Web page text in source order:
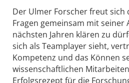
Der Ulmer Forscher freut sich
Fragen gemeinsam mit
nächsten Jahren klären zu
sich als Teamplayer sieht,
Kompetenz und das Können
wissenschaftlichen
Erfolgsrezept für die